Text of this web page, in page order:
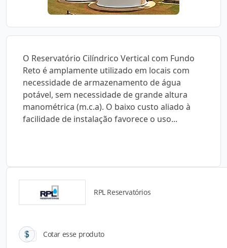
O Reservatório Cilíndrico Vertical com Fundo
Reto é amplamente utilizado em locais com
necessidade de armazenamento de água
potável, sem necessidade de grande altura
manométrica (m.c.a). O baixo custo aliado à
facilidade de instalação favorece o uso...
RPL Reservatórios
Cotar esse produto
Catálogos para Download